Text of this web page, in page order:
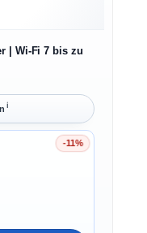
| Wi-Fi 7 bis zu
ℹ︎
-11%